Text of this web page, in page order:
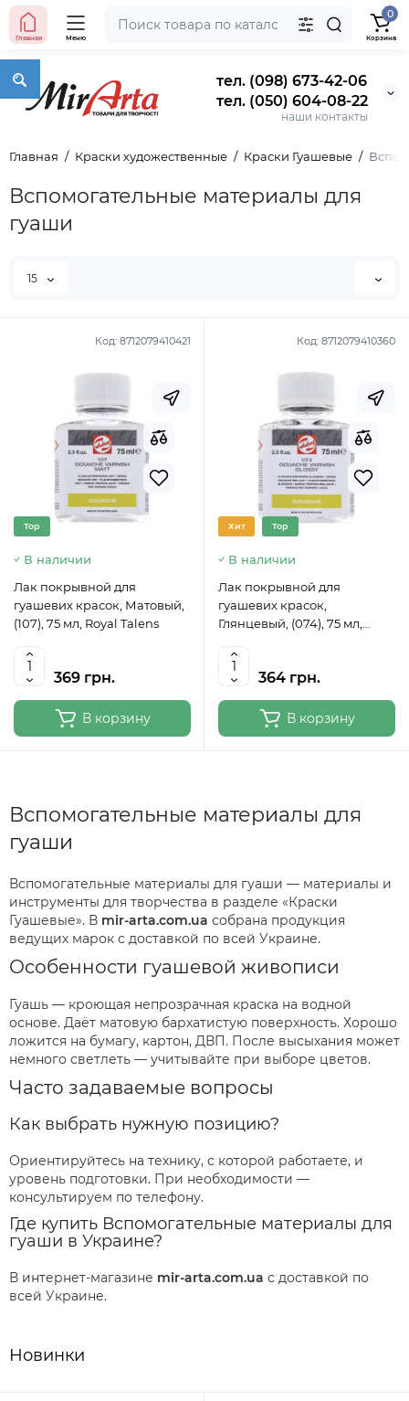
тел. (098) 673-42-06
тел. (050) 604-08-22
наши контакты
Главная Меню
0
Корзина
Главная Краски художественные Краски Гуашевые
Вспомогательные материалы для
гуаши
15
Код: 8712079410421
Top
В наличии
Лак покрывной для
гуашевих красок, Матовый,
(107), 75 мл, Royal Talens
369 грн.
В корзину
Код: 8712079410360
Хит Top
В наличии
Лак покрывной для
гуашевих красок,
Глянцевый, (074), 75 мл,
364 грн.
В корзину
Вспомогательные материалы для
гуаши
Вспомогательные материалы для гуаши — материалы и
инструменты для творчества в разделе «Краски
Гуашевые». В mir-arta.com.ua собрана продукция
ведущих марок с доставкой по всей Украине.
Особенности гуашевой живописи
Гуашь — кроющая непрозрачная краска на водной
основе. Даёт матовую бархатистую поверхность. Хорошо
ложится на бумагу, картон, ДВП. После высыхания может
немного светлеть — учитывайте при выборе цветов.
Часто задаваемые вопросы
Как выбрать нужную позицию?
Ориентируйтесь на технику, с которой работаете, и
уровень подготовки. При необходимости —
консультируем по телефону.
Где купить Вспомогательные материалы для
гуаши в Украине?
В интернет-магазине mir-arta.com.ua с доставкой по
всей Украине.
Новинки